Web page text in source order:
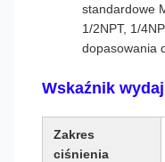
standardowe
1/2NPT, 1/
dopasowania
Wskaźnik
Zakres
ciśnienia